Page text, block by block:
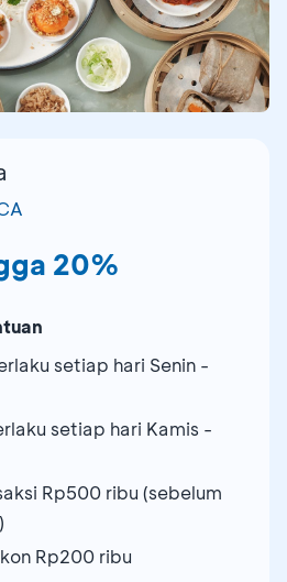
20%
setiap hari Senin -
setiap hari Kamis -
Rp500 ribu (sebelum
Rp200 ribu